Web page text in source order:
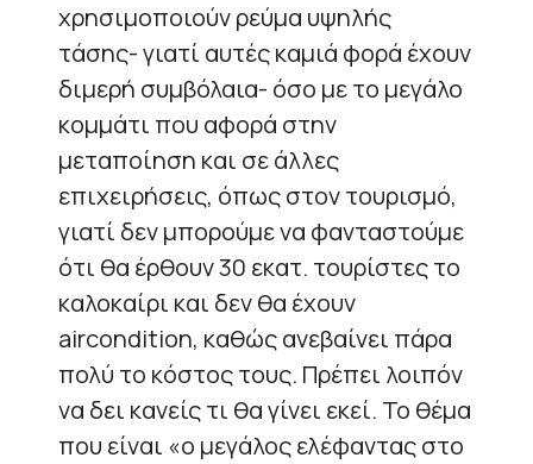
χρησιμοποιούν ρεύμα υψηλής
τάσης- γιατί αυτές καμιά φορά έχουν
διμερή συμβόλαια- όσο με το μεγάλο
κομμάτι που αφορά στην
μεταποίηση και σε άλλες
επιχειρήσεις, όπως στον τουρισμό,
γιατί δεν μπορούμε να φανταστούμε
ότι θα έρθουν 30 εκατ. τουρίστες το
καλοκαίρι και δεν θα έχουν
aircondition, καθώς ανεβαίνει πάρα
πολύ το κόστος τους. Πρέπει λοιπόν
να δει κανείς τι θα γίνει εκεί. Το θέμα
που είναι «ο μεγάλος ελέφαντας στο